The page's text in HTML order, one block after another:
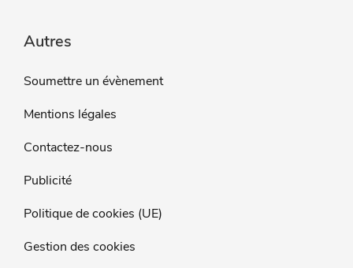
Autres
Soumettre un évènement
Mentions légales
Contactez-nous
Publicité
Politique de cookies (UE)
Gestion des cookies